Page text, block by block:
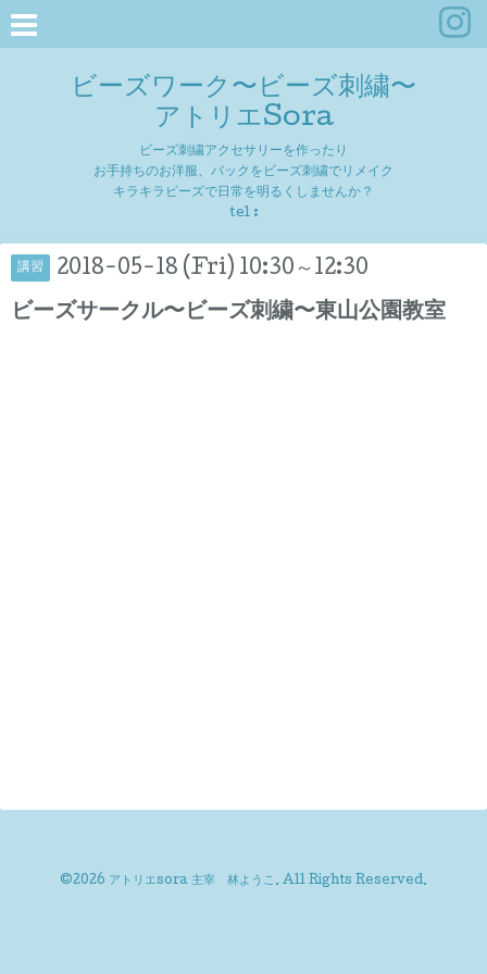
ビーズワーク〜ビーズ刺繍〜
アトリエSora
ビーズ刺繍アクセサリーを作ったり
お手持ちのお洋服、バックをビーズ刺繍でリメイク
キラキラビーズで日常を明るくしませんか？
tel :
講習 2018-05-18 (Fri) 10:30～12:30
ビーズサークル〜ビーズ刺繍〜東山公園教室
©2026 アトリエsora 主宰 林ようこ . All Rights Reserved.